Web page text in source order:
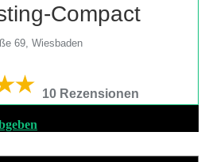
Compact
69, Wiesbaden
10 Rezensionen